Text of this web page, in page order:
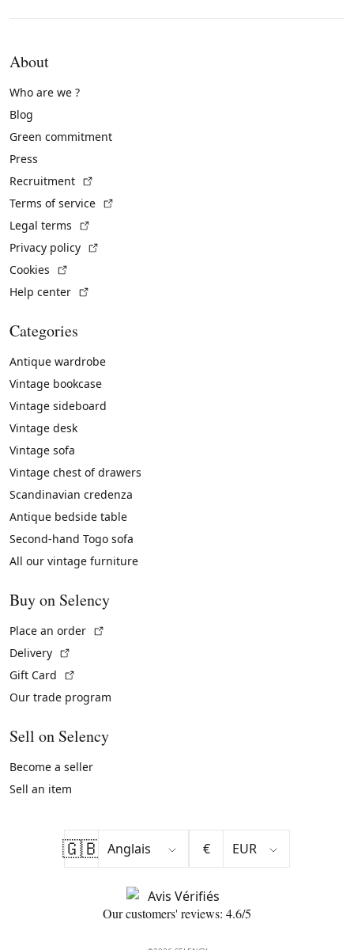
About
Who are we ?
Blog
Green commitment
Press
Recruitment
Terms of service
Legal terms
Privacy policy
Cookies
Help center
Categories
Antique wardrobe
Vintage bookcase
Vintage sideboard
Vintage desk
Vintage sofa
Vintage chest of drawers
Scandinavian credenza
Antique bedside table
Second-hand Togo sofa
All our vintage furniture
Buy on Selency
Place an order
Delivery
Gift Card
Our trade program
Sell on Selency
Become a seller
Sell an item
🇬🇧 €
Our customers' reviews: 4.6/5